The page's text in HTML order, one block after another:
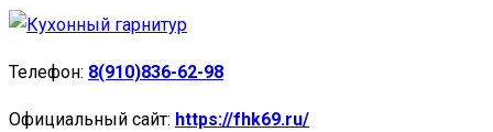
Телефон: 8(910)836-62-98
Официальный сайт: https://fhk69.ru/